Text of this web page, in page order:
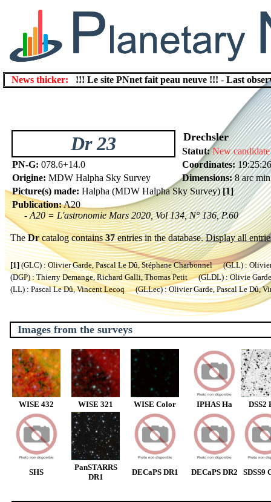
News thicker: !!! Le site PNnet fait peau neuve !!! - Last
Dr 23 Drechsler
Statut: New candidate
PN-G: 078.6+14.0 Coordinates:
Origine: MDW Halpha Sky Survey Dimensions:8 arc min
Picture(s) made: Halpha (MDW Halpha Sky Survey)[1]
Publication:A20
- A20 = L'astronomie Mars 2020, Vol 134, N° 136, P.60
TheDrcatalog contains37entries in the database.Display all
[1](GLC) : Olivier Garde, Pascal Le Dû, Stéphane Charbonnel (GLL) :
(DGP) : Thierry Demange, Richard Galli, Thomas Petit (GLDL) : Olivie
(LL) : Pascal Le Dû, Vincent Lecoq (GLLec) : Olivier Garde, Pascal Le Dû,
Images from the surveys
WISE 432 WISE 321 WISE Color IPHAS Ha DSS2
SHS
PanSTARRS
DR1
DECaPS DR1 DECaPS DR2 SDSS9